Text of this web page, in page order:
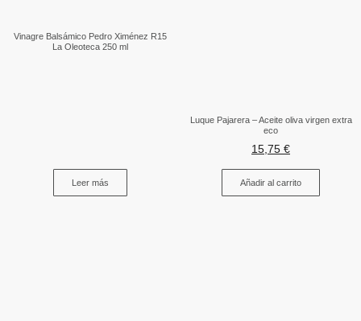
Vinagre Balsámico Pedro Ximénez R15
La Oleoteca 250 ml
Leer más
Luque Pajarera – Aceite oliva virgen extra
eco
15,75 €
Añadir al carrito